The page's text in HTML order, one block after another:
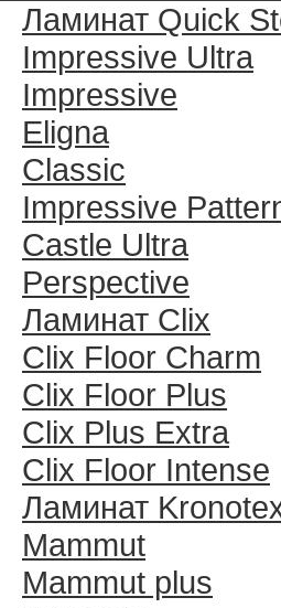
Ламинат Quick
Impressive Ultra
Impressive
Eligna
Classic
Impressive
Castle Ultra
Perspective
Ламинат Clix
Clix Floor Charm
Clix Floor Plus
Clix Plus Extra
Clix Floor Intense
Ламинат
Mammut
Mammut plus